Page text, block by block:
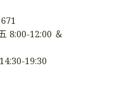
8:00-12:00 ＆
19:30